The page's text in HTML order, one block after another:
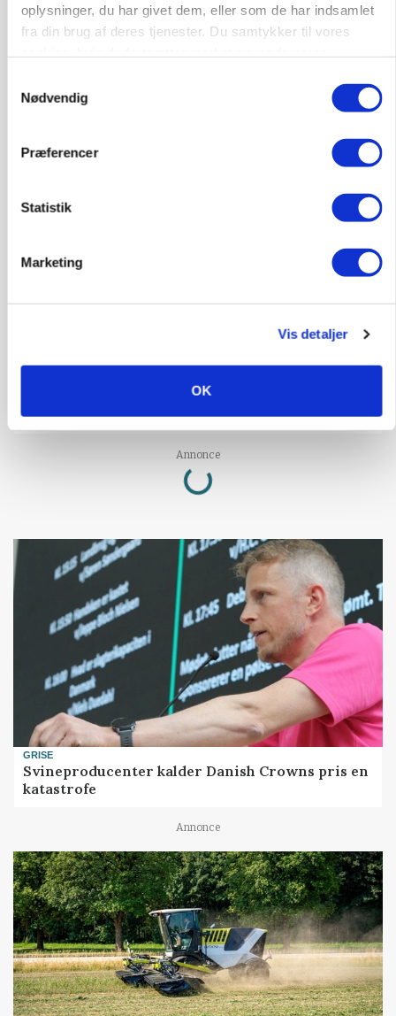
oplysninger, du har givet dem, eller som de har indsamlet
fra din brug af deres tjenester. Du samtykker til vores
Nødvendig
Præferencer
Statistik
Marketing
Vis detaljer
OK
Nye aktierekorder – og den brutale lektie fra et
24-årigt finansgeni
HØST-TOUR
På døgnvagt i høsten
Annonce
Loading...
GRISE
Svineproducenter kalder Danish Crowns pris en
katastrofe
Annonce